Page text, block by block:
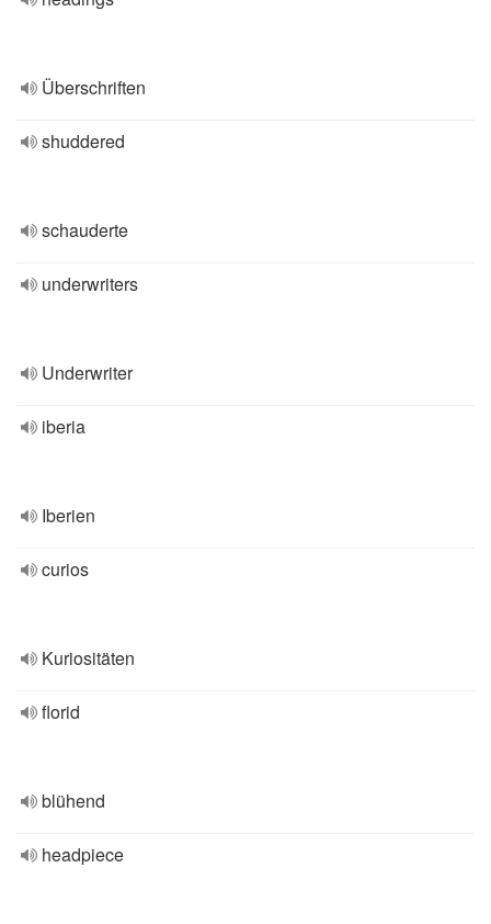
Überschriften
shuddered
schauderte
underwriters
Underwriter
iberia
Iberien
curios
Kuriositäten
florid
blühend
headpiece